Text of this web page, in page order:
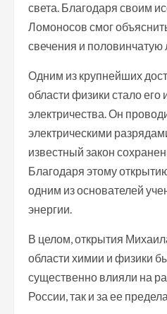
света. Благодаря своим
Ломоносов смог
свечения и половинчатую
Одним из крупнейших
области физики стало его
электричества. Он
электрическими
известный закон
Благодаря этому
одним из основателей
энергии.
В целом, открытия
области химии и физики
существенно влияли на
России, так и за ее